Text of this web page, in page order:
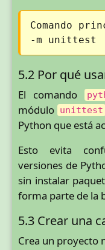
Comando
-m unittest
5.2 Por qué
El comando
módulo unittest
Python que está
Esto evita
versiones de
sin instalar
forma parte de la
5.3 Crear una
Crea un proyecto